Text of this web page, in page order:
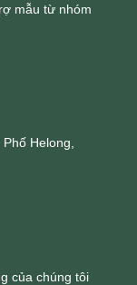
mẫu từ nhóm
Helong,
của chúng tôi